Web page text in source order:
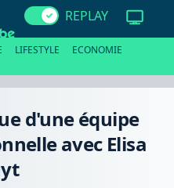
REPLAY
LIFESTYLE ECONOMIE
d'une équipe
avec Elisa